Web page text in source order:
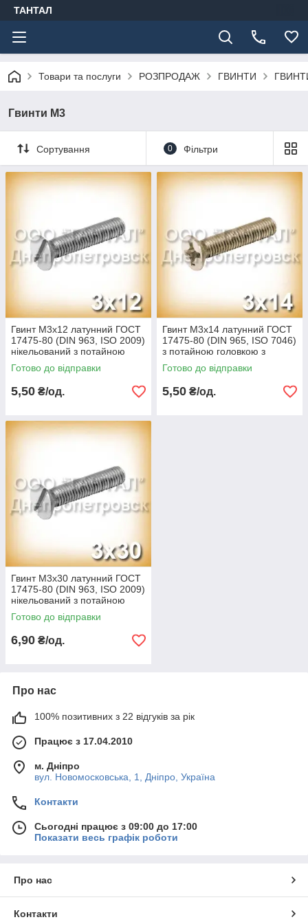
ТАНТАЛ
Товари та послуги РОЗПРОДАЖ ГВИНТИ
Гвинти М3
Сортування 0 Фільтри
Гвинт М3х12 латунний ГОСТ
17475-80 (DIN 963, ISO 2009)
нікельований з потайною
головкою з прямим шліцем
Готово до відправки
5,50 ₴/од.
Гвинт М3х14 латунний ГОСТ
17475-80 (DIN 965, ISO 7046)
з потайною головкою з
хрестовим шліцом
Готово до відправки
5,50 ₴/од.
Гвинт М3х30 латунний ГОСТ
17475-80 (DIN 963, ISO 2009)
нікельований з потайною
головкою з прямим шліцем
Готово до відправки
6,90 ₴/од.
Про нас
100% позитивних з 22 відгуків за рік
Працює з 17.04.2010
м. Дніпро
вул. Новомосковська, 1, Дніпро, Україна
Контакти
Сьогодні працює з 09:00 до 17:00
Показати весь графік роботи
Про нас
Контакти